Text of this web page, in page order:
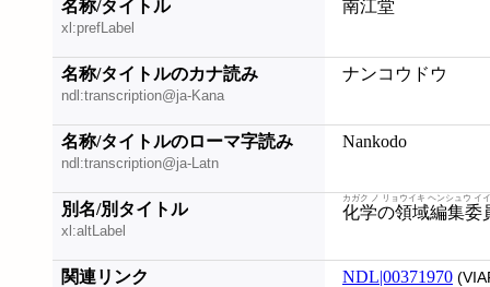
名称/タイトル
xl:prefLabel
南江堂
名称/タイトルのカナ読み
ndl:transcription@ja-Kana
ナンコウドウ
名称/タイトルのローマ字読み
ndl:transcription@ja-Latn
Nankodo
別名/別タイトル
xl:altLabel
化学の領域編集委
カガク ノ リョウイキ ヘンシュウ イ
関連リンク NDL|00371970